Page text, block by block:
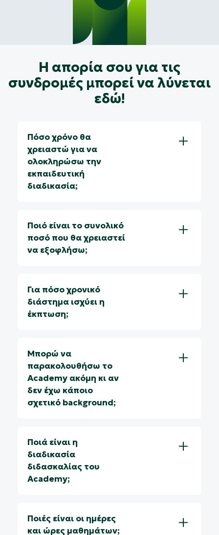
Η απορία σου για τις
συνδρομές μπορεί να λύνεται
εδώ!
Πόσο χρόνο θα
χρειαστώ για να
ολοκληρώσω την
εκπαιδευτική
διαδικασία;
Ποιό είναι το συνολικό
ποσό που θα χρειαστεί
να εξοφλήσω;
Για πόσο χρονικό
διάστημα ισχύει η
έκπτωση;
Μπορώ να
παρακολουθήσω το
Academy ακόμη κι αν
δεν έχω κάποιο
σχετικό background;
Ποιά είναι η
διαδικασία
διδασκαλίας του
Academy;
Ποιές είναι οι ημέρες
και ώρες μαθημάτων;